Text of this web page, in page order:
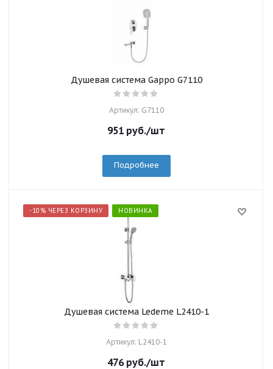
Душевая система Gappo G7110
Артикул: G7110
951 руб./шт
Подробнее
-10% ЧЕРЕЗ КОРЗИНУ НОВИНКА
Душевая система Ledeme L2410-1
Артикул: L2410-1
476руб./шт